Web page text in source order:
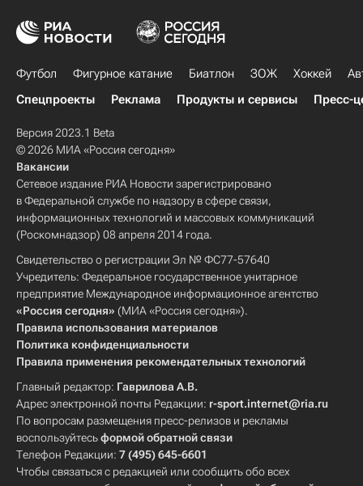
Футбол Фигурное катание Биатлон ЗОЖ Хоккей
Спецпроекты
Реклама Продукты и сервисы Пресс-
Версия 2023.1 Beta
© 2026 МИА «Россия сегодня»
Вакансии
Сетевое издание РИА Новости зарегистрировано
в Федеральной службе по надзору в сфере связи,
информационных технологий и массовых коммуникаций
(Роскомнадзор) 08 апреля 2014 года.
Свидетельство о регистрации Эл № ФС77-57640
Учредитель: Федеральное государственное унитарное
предприятие Международное информационное агентство
«Россия сегодня» (МИА «Россия сегодня»).
Правила использования материалов
Политика конфиденциальности
Правила применения рекомендательных технологий
Главный редактор: Гаврилова А.В.
Адрес электронной почты Редакции: r-sport.internet@ria.ru
По вопросам размещения пресс-релизов и рекламы
воспользуйтесьформой обратной связи
Телефон Редакции: 7 (495) 645-6601
Чтобы связаться с редакцией или сообщить обо всех